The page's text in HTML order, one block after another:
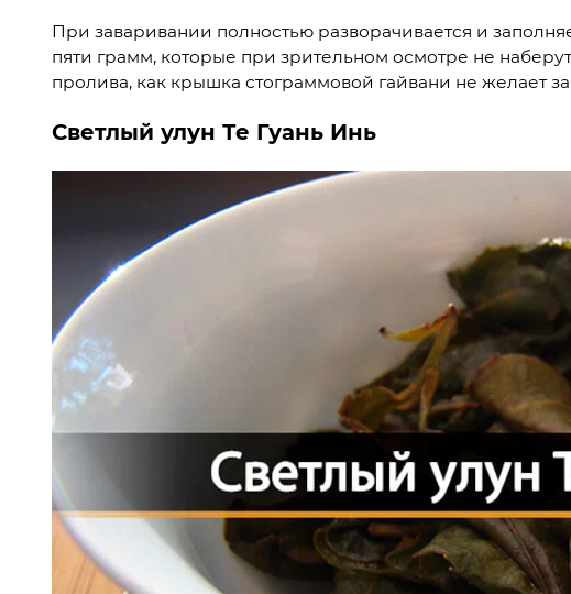
При заваривании полностью разворачивается и
пяти грамм, которые при зрительном осмотре не
пролива, как крышка стограммовой гайвани не желает
Светлый улун Те Гуань Инь